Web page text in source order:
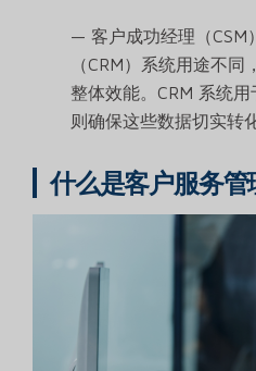
— 客户成功经理（CSM
（CRM）系统用途不
整体效能。CRM 系统
则确保这些数据切实转
什么是客户服务管